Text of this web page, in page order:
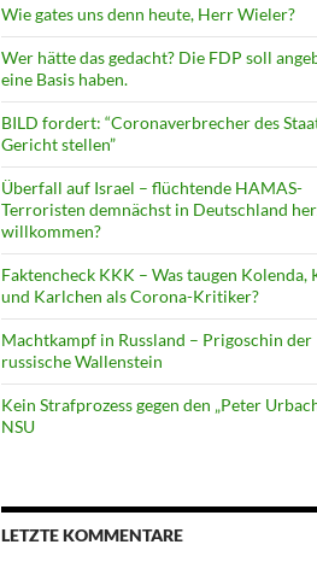
Wie gates uns denn heute, Herr Wieler?
Wer hätte das gedacht? Die FDP soll
eine Basis haben.
BILD fordert: “Coronaverbrecher des
Gericht stellen”
Überfall auf Israel – flüchtende HAMAS-
Terroristen demnächst in Deutschland
willkommen?
Faktencheck KKK – Was taugen Kolenda,
und Karlchen als Corona-Kritiker?
Machtkampf in Russland – Prigoschin der
russische Wallenstein
Kein Strafprozess gegen den „Peter
NSU
LETZTE KOMMENTARE